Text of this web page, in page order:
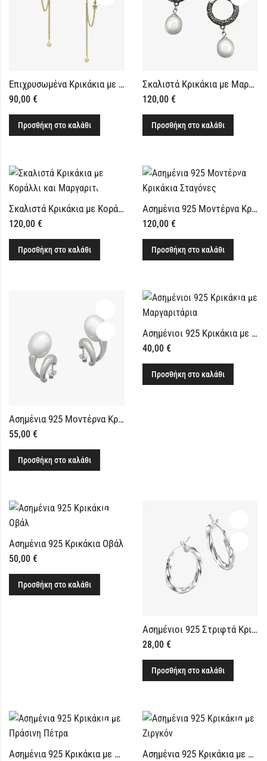
Επιχρυσωμένα Κρικάκια με Κρεμαστή Αλυσίδα και Αστέρι
90,00 €
Προσθήκη στο καλάθι
Σκαλιστά Κρικάκια με Μαργαριτάρι Ασήμι 925
120,00 €
Προσθήκη στο καλάθι
Σκαλιστά Κρικάκια με Κοράλλι και Μαργαριτάρι
120,00 €
Προσθήκη στο καλάθι
Ασημένια 925 Μοντέρνα Κρικάκια Σταγόνες
120,00 €
Προσθήκη στο καλάθι
Ασημένια 925 Μοντέρνα Κρικάκια με Μαργαριτάρια
55,00 €
Προσθήκη στο καλάθι
Ασημένιοι 925 Κρικάκια με Μαργαριτάρια
40,00 €
Προσθήκη στο καλάθι
Ασημένια 925 Κρικάκια Οβάλ
50,00 €
Προσθήκη στο καλάθι
Ασημένιοι 925 Στριφτά Κρικάκια 15mm
28,00 €
Προσθήκη στο καλάθι
Ασημένια 925 Κρικάκια με Πράσινη Πέτρα Ασημένια 925 Κρικάκια με Ματάκια